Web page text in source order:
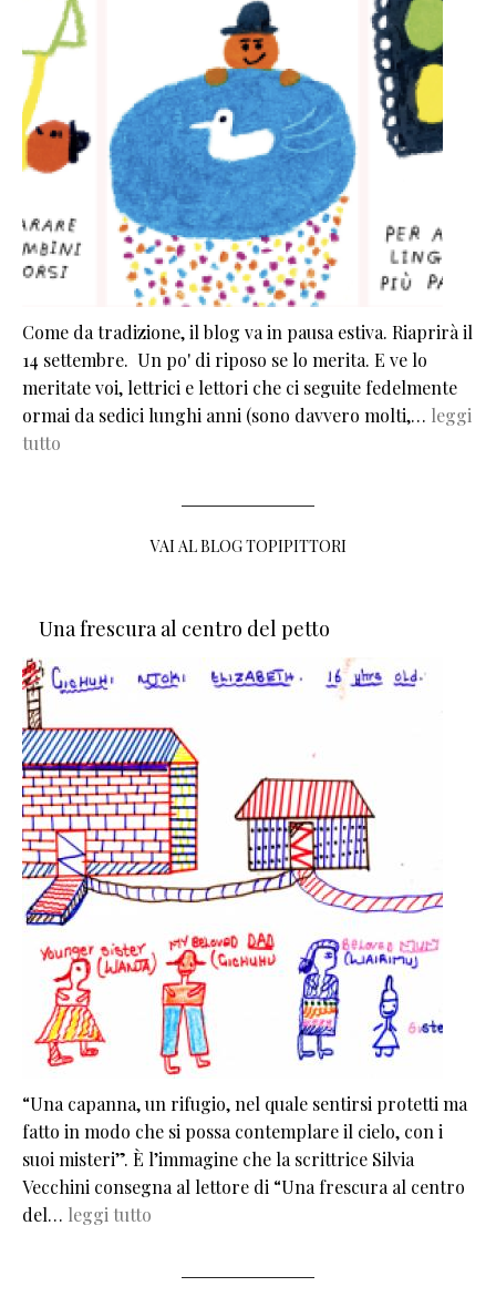
Come da tradizione, il blog va in pausa estiva. Riaprirà il
14 settembre. Un po' di riposo se lo merita. E ve lo
meritate voi, lettrici e lettori che ci seguite fedelmente
ormai da sedici lunghi anni (sono davvero molti,… leggi
tutto
VAI AL BLOG TOPIPITTORI
Una frescura al centro del petto
“Una capanna, un rifugio, nel quale sentirsi protetti ma
fatto in modo che si possa contemplare il cielo, con i
suoi misteri”. È l’immagine che la scrittrice Silvia
Vecchini consegna al lettore di “Una frescura al centro
del… leggi tutto